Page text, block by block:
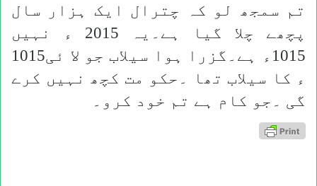
تم سمجھ لو کہ چترال ایک ہزار سال
پچھے چلا گیا ہے۔یہ 2015 ء نہیں
1015ء ہے۔گزرا ہوا سیلاب جو لا ئی1015
ء کا سیلاب تھا ۔حکو مت کچھ نہیں کرے
گی ۔جو کام ہے تم خود کرو۔